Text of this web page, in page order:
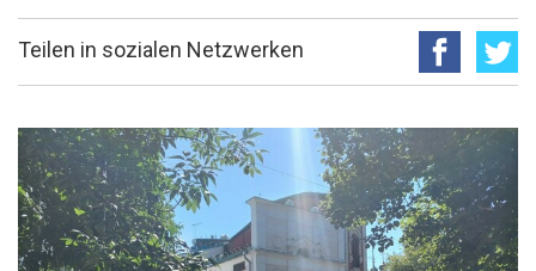
Teilen in sozialen Netzwerken